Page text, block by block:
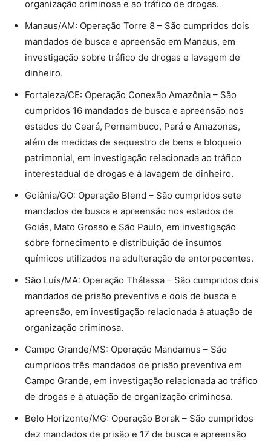
organização criminosa e ao tráfico de drogas.
Manaus/AM: Operação Torre 8 – São cumpridos dois
mandados de busca e apreensão em Manaus, em
investigação sobre tráfico de drogas e lavagem de
dinheiro.
Fortaleza/CE: Operação Conexão Amazônia – São
cumpridos 16 mandados de busca e apreensão nos
estados do Ceará, Pernambuco, Pará e Amazonas,
além de medidas de sequestro de bens e bloqueio
patrimonial, em investigação relacionada ao tráfico
interestadual de drogas e à lavagem de dinheiro.
Goiânia/GO: Operação Blend – São cumpridos sete
mandados de busca e apreensão nos estados de
Goiás, Mato Grosso e São Paulo, em investigação
sobre fornecimento e distribuição de insumos
químicos utilizados na adulteração de entorpecentes.
São Luís/MA: Operação Thálassa – São cumpridos dois
mandados de prisão preventiva e dois de busca e
apreensão, em investigação relacionada à atuação de
organização criminosa.
Campo Grande/MS: Operação Mandamus – São
cumpridos três mandados de prisão preventiva em
Campo Grande, em investigação relacionada ao tráfico
de drogas e à atuação de organização criminosa.
Belo Horizonte/MG: Operação Borak – São cumpridos
dez mandados de prisão e 17 de busca e apreensão